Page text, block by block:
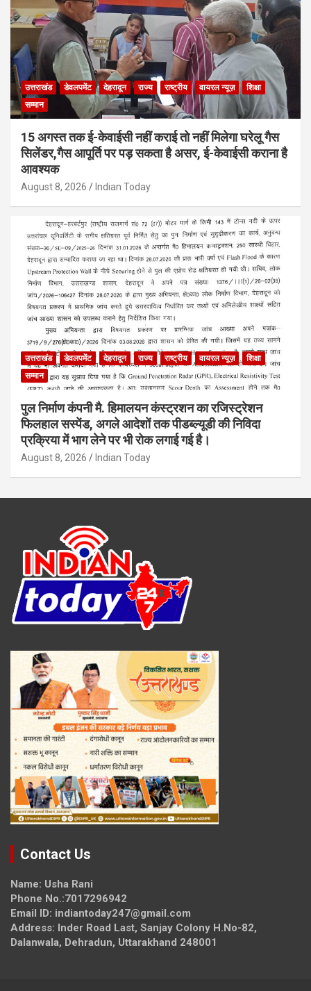
उत्तराखंड डेवलपमेंट देहरादून राज्य राष्ट्रीय वायरल न्यूज़
शिक्षा
सम्मान
15 अगस्त तक ई-केवाईसी नहीं कराई तो नहीं मिलेगा घरेलू गैस
सिलेंडर,गैस आपूर्ति पर पड़ सकता है असर, ई-केवाईसी कराना है
आवश्यक
August 8, 2026 Indian Today
उत्तराखंड डेवलपमेंट देहरादून राज्य राष्ट्रीय वायरल न्यूज़
शिक्षा
सम्मान
पुल निर्माण कंपनी मै. हिमालयन कंस्ट्रशन का रजिस्ट्रेशन
फिलहाल सस्पेंड, अगले आदेशों तक पीडब्ल्यूडी की निविदा
प्रक्रिया में भाग लेने पर भी रोक लगाई गई है।
August 8, 2026 Indian Today
Contact Us
Name: Usha Rani
Phone No.:7017296942
Email ID: indiantoday247@gmail.com
Address: Inder Road Last, Sanjay Colony H.No-82,
Dalanwala, Dehradun, Uttarakhand 248001